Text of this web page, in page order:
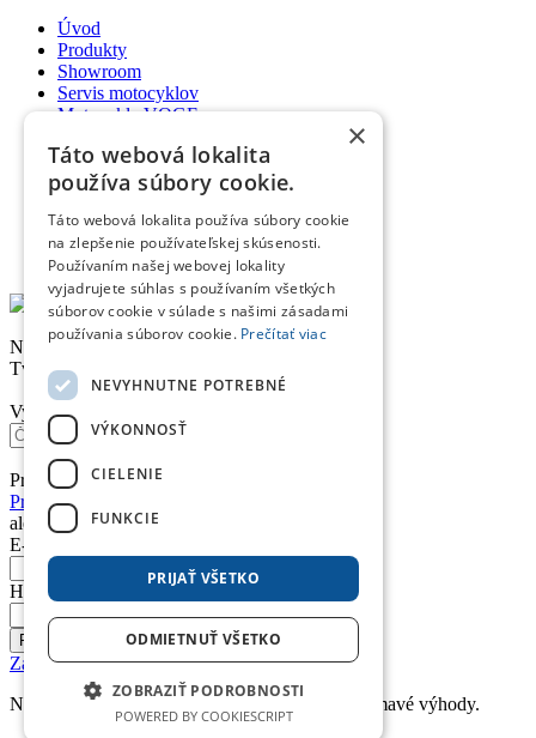
Úvod
Produkty
Showroom
Servis motocyklov
Motocykle VOGE
Poradňa
Kontakt
Doprava a platba
Obchodné podmienky
Reklamačný poriadok
Nákupný košík
Tvoj nákupný košík je prázdny. Nie je to škoda?
Vyhľadávanie
Prihlásenie
Prihlásiť sa účtom Google
alebo
E-mail *
Heslo *
Prihlásiť
Zabudnuté heslo
Nemáte u nás účet? Založte si ho a získajte zaujímavé výhody.
×
Táto webová lokalita
používa súbory cookie.
Táto webová lokalita používa súbory cookie
na zlepšenie používateľskej skúsenosti.
Používaním našej webovej lokality
vyjadrujete súhlas s používaním všetkých
súborov cookie v súlade s našimi zásadami
používania súborov cookie. Prečítať viac
NEVYHNUTNE POTREBNÉ
VÝKONNOSŤ
CIELENIE
FUNKCIE
PRIJAŤ VŠETKO
ODMIETNUŤ VŠETKO
ZOBRAZIŤ PODROBNOSTI
POWERED BY COOKIESCRIPT